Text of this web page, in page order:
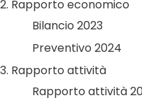
Rapporto economico
Bilancio 2023
Preventivo 2024
Rapporto attività
Rapporto attività